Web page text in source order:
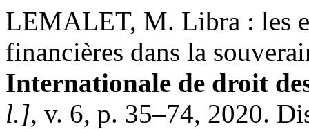
LEMALET, M. Libra : les
financières dans la
Internationale de droit
l.], v. 6, p. 35–74, 2020.